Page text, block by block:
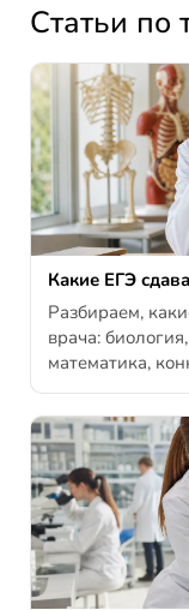
Статьи по
Какие ЕГЭ
Разбираем,
врача:
математика,